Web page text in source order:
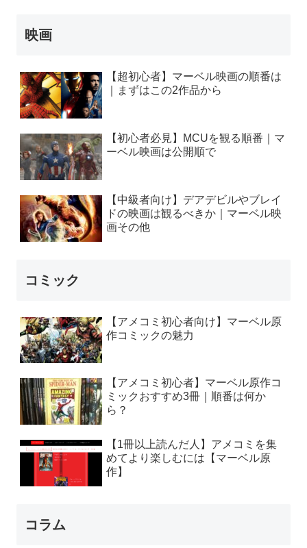
映画
【超初心者】マーベル映画の順番は
｜まずはこの2作品から
【初心者必見】MCUを観る順番｜マ
ーベル映画は公開順で
【中級者向け】デアデビルやブレイ
ドの映画は観るべきか｜マーベル映
画その他
コミック
【アメコミ初心者向け】マーベル原
作コミックの魅力
【アメコミ初心者】マーベル原作コ
ミックおすすめ3冊｜順番は何か
ら？
【1冊以上読んだ人】アメコミを集
めてより楽しむには【マーベル原
作】
コラム